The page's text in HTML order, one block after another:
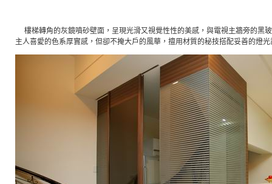
樓梯轉角的灰鏡噴砂壁面，呈現光滑又視覺性性的美感，與電視主牆旁的黑
主人喜愛的色系厚實感，但卻不掩大戶的風華，擅用材質的秘技搭配妥善的燈